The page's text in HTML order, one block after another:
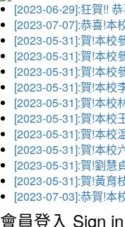
[2023-06-29]:狂賀!!
[2023-07-07]:恭喜!本
[2023-05-31]:賀!本校
[2023-05-31]:賀!本校
[2023-05-31]:賀!本校
[2023-05-31]:賀!本校
[2023-05-31]:賀!本校
[2023-05-31]:賀!本校
[2023-05-31]:賀!本校
[2023-05-31]:賀!本校
[2023-05-31]:賀!劉慧
[2023-05-31]:賀!黃育
[2023-07-03]:恭賀!本
會員登入 Sign in